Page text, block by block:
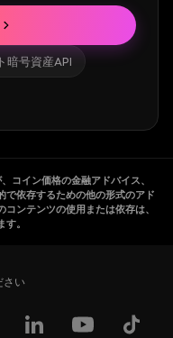
暗号資産API
コイン価格の金融アドバイス、
で依存するための他の形式のアド
ンテンツの使用または依存は、
。
さい